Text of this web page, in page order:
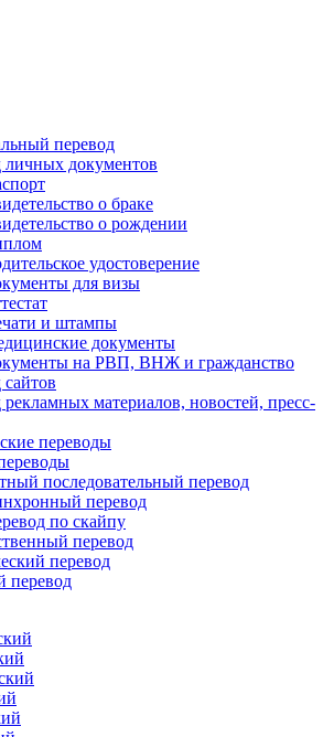
перевод
личных документов
о браке
о рождении
удостоверение
для визы
и штампы
документы
на РВП, ВНЖ и гражданство
материалов, новостей, пресс-
переводы
последовательный перевод
перевод
по скайпу
перевод
перевод
перевод